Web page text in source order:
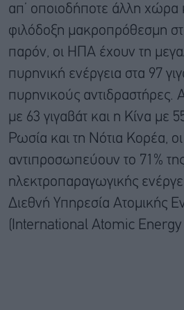
απ’ οποιοδήποτε άλλη χώρα
φιλόδοξη μακροπρόθεσμη
παρόν, οι ΗΠΑ έχουν τη
πυρηνική ενέργεια στα 97
πυρηνικούς αντιδραστήρες.
με 63 γιγαβάτ και η Κίνα με
Ρωσία και τη Νότια Κορέα,
αντιπροσωπεύουν το 71%
ηλεκτροπαραγωγικής
Διεθνή Υπηρεσία Ατομικής
(International Atomic Energy